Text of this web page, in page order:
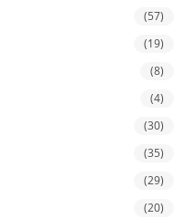
(57)
(19)
(8)
(4)
(30)
(35)
(29)
(20)